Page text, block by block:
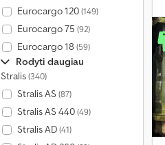
Eurocargo 120(149)
Eurocargo 75 (92)
Eurocargo 18 (59)
Rodyti daugiau
Stralis(340)
Stralis AS (87)
Stralis AS 440(49)
Stralis AD(41)